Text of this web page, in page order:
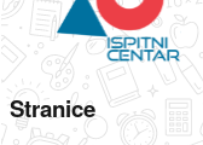
Stranice